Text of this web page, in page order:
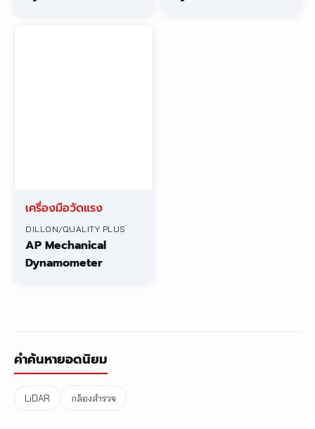
เครื่องมือวัดแรง
DILLON/QUALITY PLUS
AP Mechanical
Dynamometer
คำค้นหายอดนิยม
LiDAR กล้องสำรวจ